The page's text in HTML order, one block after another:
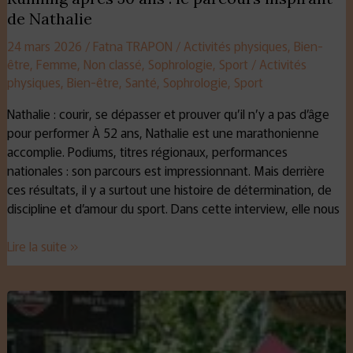
de Nathalie
24 mars 2026 / Fatna TRAPON / Activités physiques, Bien-
être, Femme, Non classé, Sophrologie, Sport / Activités
physiques, Bien-être, Santé, Sophrologie, Sport
Nathalie : courir, se dépasser et prouver qu’il n’y a pas d’âge
pour performer À 52 ans, Nathalie est une marathonienne
accomplie. Podiums, titres régionaux, performances
nationales : son parcours est impressionnant. Mais derrière
ces résultats, il y a surtout une histoire de détermination, de
discipline et d’amour du sport. Dans cette interview, elle nous
Lire la suite »
Marilyne,
une
maman